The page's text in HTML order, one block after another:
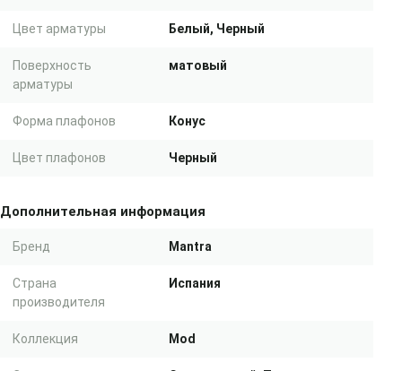
Цвет арматуры Белый, Черный
Поверхность
арматуры
матовый
Форма плафонов Конус
Цвет плафонов Черный
Дополнительная информация
Бренд Mantra
Страна
производителя
Испания
Коллекция Mod